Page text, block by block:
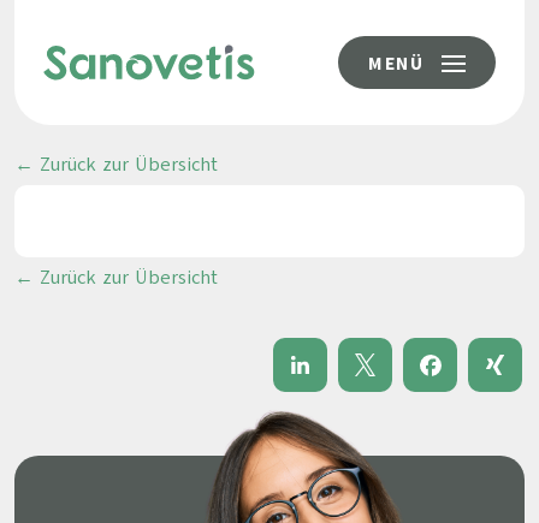
MENÜ
← Zurück zur Übersicht
← Zurück zur Übersicht